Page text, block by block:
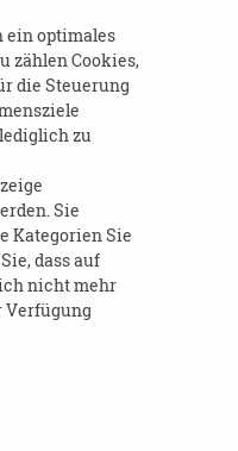
von 09:00 bis
Dresden
dresden.de
ein optimales
zählen Cookies,
die Steuerung
zu
Sie
Kategorien Sie
dass auf
nicht mehr
Verfügung